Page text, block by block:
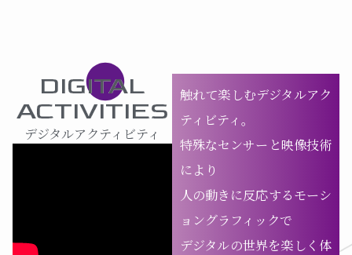
触れて楽しむデジタルアク
ティビティ。
特殊なセンサーと映像技術
により
人の動きに反応するモーシ
ョングラフィックで
デジタルの世界を楽しく体
DIGITAL
ACTIVITIES
デジタルアクティビティ